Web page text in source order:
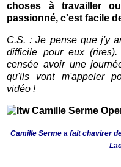
choses à travailler
passionné, c'est facile
C.S. : Je pense que j'y
difficile pour eux
censée avoir une
qu'ils vont m'appeler
vidéo !
Camille Serme a fait chavirer